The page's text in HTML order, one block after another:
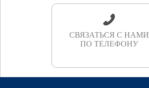
СВЯЗАТЬСЯ С НАМИ
ПО ТЕЛЕФОНУ